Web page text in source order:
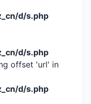
d/s.php
d/s.php
offset 'url' in
d/s.php